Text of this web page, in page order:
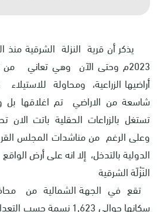
يذكر أن قرية النزلة الشرقية منذ
2023م وحتى الآن وهي تعاني
أراضيها الزراعية، ومحاولة
شاسعة من الاراضي تم اغلاقها بل
تستغل بالزراعات الحقلية باتت
وعلى الرغم من مناشدات المجلس
الدولية بالتدخل، إلا انه على أرض الواقع
النَزْلَة الشرقية
تقع في الجهة الشمالية من